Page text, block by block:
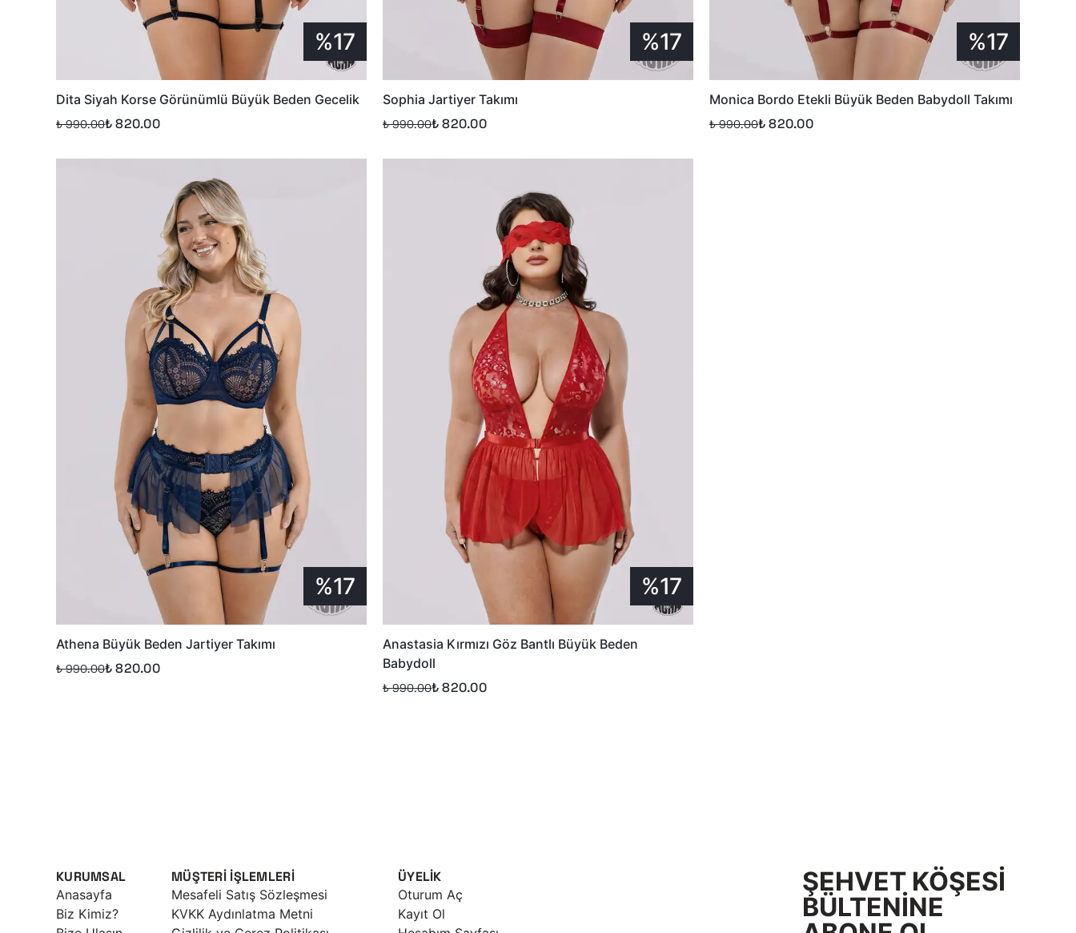
%17
Dita Siyah Korse Görünümlü Büyük Beden Gecelik
₺ 990.00₺ 820.00
%17
Sophia Jartiyer Takımı
₺ 990.00₺ 820.00
%17
Monica Bordo Etekli Büyük Beden Babydoll Takımı
₺ 990.00₺ 820.00
%17
Athena Büyük Beden Jartiyer Takımı
₺ 990.00₺ 820.00
%17
Anastasia Kırmızı Göz Bantlı Büyük Beden
Babydoll
₺ 990.00₺ 820.00
KURUMSAL
Anasayfa
Biz Kimiz?
MÜŞTERİ İŞLEMLERİ
Mesafeli Satış Sözleşmesi
KVKK Aydınlatma Metni
ÜYELİK
Oturum Aç
Kayıt Ol
ŞEHVET KÖŞESİ
BÜLTENİNE